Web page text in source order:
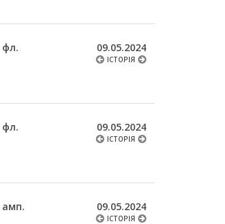
фл. 09.05.2024
ІСТОРІЯ
фл. 09.05.2024
ІСТОРІЯ
амп. 09.05.2024
ІСТОРІЯ